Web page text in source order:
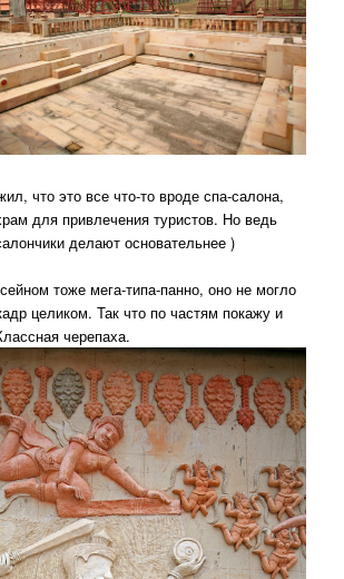
что это все что-то вроде спа-салона,
для привлечения туристов. Но ведь
делают основательнее )
тоже мега-типа-панно, оно не могло
целиком. Так что по частям покажу и
черепаха.